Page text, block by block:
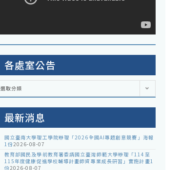
各處室公告
選取分類
最新消息
國立臺南大學理工學院辦理「2026全國AI專題創意競賽」海報
1份2026-08-07
教育部國民及學前教育署委請國立臺灣師範大學辦理「114至
115年度健康促進學校輔導計畫師資專業成長研習」實施計畫1
份2026-08-07